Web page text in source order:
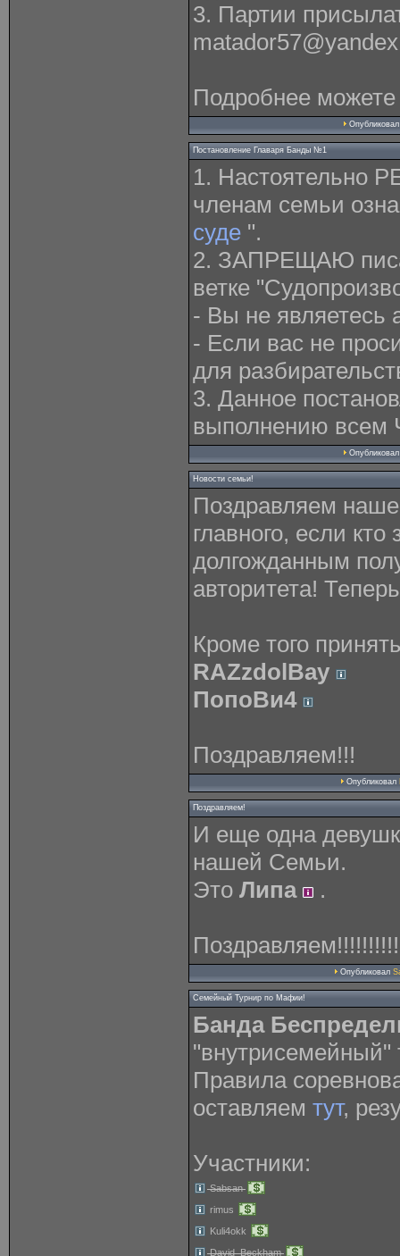
3. Партии
Подробнее
Постановление Главаря Банды №1
1.
членам семьи
суде ".
2. ЗАПРЕЩАЮ
ветке
- Вы не являетесь
- Если вас не
для
3. Данное
выполнению всем
Новости семьи!
Поздравляем
главного, если
долгожданным
авторитета!
Кроме того
RAZzdolBay
ПопоBи4
Поздравляем!!!
Опубликовал
Поздравляем!
И еще одна
нашей Семьи.
Это Липа .
Опубликовал
Семейный Турнир по Мафии!
Банда
Правила
оставляем тут,
Участники:
Sabsan
rimus
Kuli4okk
David_Beckham